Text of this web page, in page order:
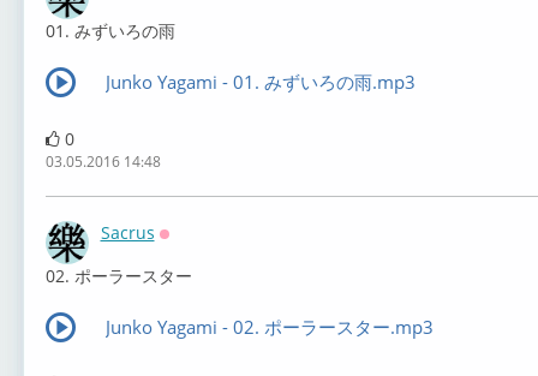
01. みずいろの雨
Junko Yagami - 01. みずいろの雨.mp3
0
03.05.2016 14:48
Sacrus
02. ポーラースター
Junko Yagami - 02. ポーラースター.mp3